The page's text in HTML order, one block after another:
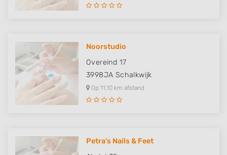
Noorstudio
Overeind 17
3998JA Schalkwijk
Op 11,10 km afstand
Petra's Nails & Feet